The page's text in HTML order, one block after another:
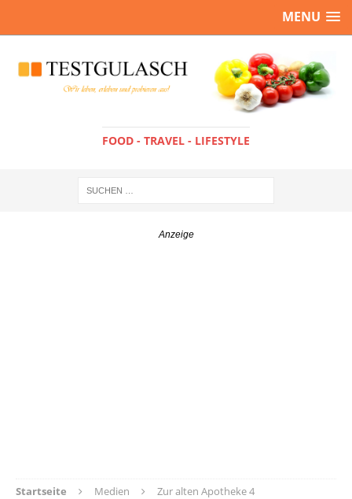
MENU
FOOD - TRAVEL - LIFESTYLE
Startseite Medien Zur alten Apotheke 4